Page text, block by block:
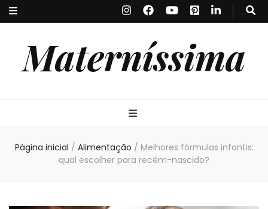
Materníssima
Página inicial / Alimentação / Melhores fórmulas infantis:
qual escolher para recém-nascido?